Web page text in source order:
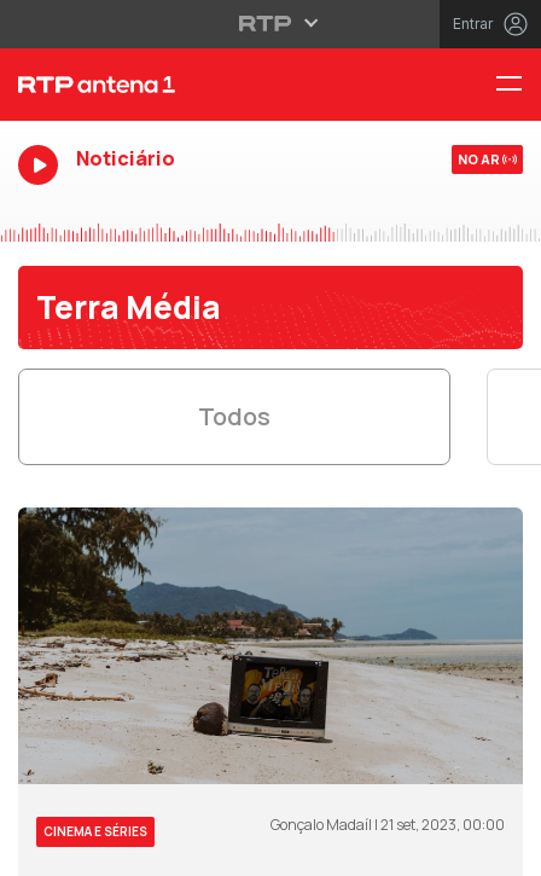
Entrar
Noticiário NO AR
Terra Média
Todos
CINEMA E SÉRIES Gonçalo Madaíl | 21 set, 2023, 00:00